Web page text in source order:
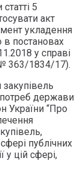
5
акт
укладення
постановах
у справі
363/1834/17).
закупівель
потреб держави
України “Про
публічних
у цій сфері,